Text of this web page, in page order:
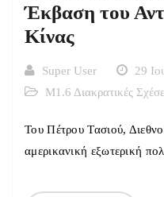
Έκβαση του
Κίνας
Super User
29
Μ1.6 Διακρατικές
Του Πέτρου Τασιού,
αμερικανική εξωτερική